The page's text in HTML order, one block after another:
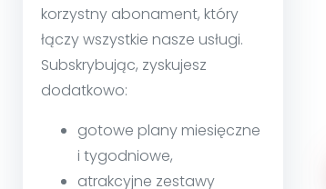
korzystny abonament, który
łączy wszystkie nasze usługi.
Subskrybując, zyskujesz
dodatkowo:
gotowe plany miesięczne
i tygodniowe,
atrakcyjne zestawy